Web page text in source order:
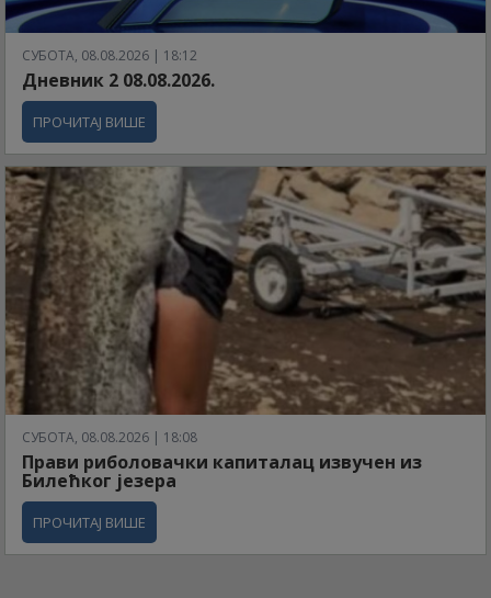
СУБОТА, 08.08.2026 | 18:12
Дневник 2 08.08.2026.
ПРОЧИТАЈ ВИШЕ
СУБОТА, 08.08.2026 | 18:08
Прави риболовачки капиталац извучен из
Билећког језера
ПРОЧИТАЈ ВИШЕ